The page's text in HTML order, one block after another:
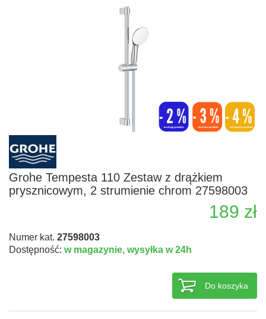
Grohe Tempesta 110 Zestaw z drążkiem
prysznicowym, 2 strumienie chrom 27598003
189 zł
Numer kat. 27598003
Dostępność: w magazynie, wysyłka w 24h
Do koszyka